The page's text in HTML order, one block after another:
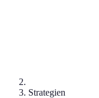
Strategien